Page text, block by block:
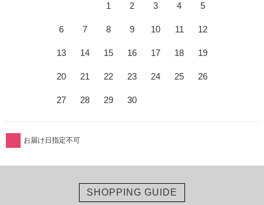
1
2 3 4 5
6 7 8 9 10 11 12
13 14 15 16 17 18 19
20 21 22 23 24 25 26
27 28 29 30
お届け日指定不可
SHOPPING GUIDE